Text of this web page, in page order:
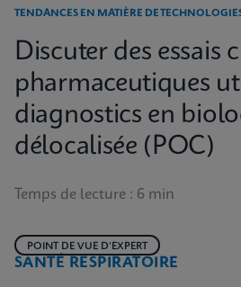
TENDANCES EN MATIÈRE DE
Discuter des essais
pharmaceutiques
diagnostics en
délocalisée (POC)
Temps de lecture : 6 min
SANTÉ RESPIRATOIRE
POINT DE VUE D’EXPERT